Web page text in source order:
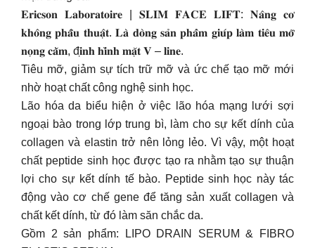
𝐄𝐫𝐢𝐜𝐬𝐨𝐧 𝐋𝐚𝐛𝐨𝐫𝐚𝐭𝐨𝐢𝐫𝐞 | 𝐒𝐋𝐈𝐌 𝐅𝐀𝐂𝐄 𝐋𝐈𝐅𝐓: 𝐍𝐚̂𝐧𝐠 𝐜𝐨̛
𝐤𝐡𝐨̂𝐧𝐠 𝐩𝐡𝐚̂̃𝐮 𝐭𝐡𝐮𝐚̣̂𝐭. 𝐋𝐚̀ 𝐝𝐨̀𝐧𝐠 𝐬𝐚̉𝐧 𝐩𝐡𝐚̂̉𝐦 𝐠𝐢𝐮́𝐩 𝐥𝐚̀𝐦 𝐭𝐢𝐞̂𝐮 𝐦𝐨̛̃
𝐧𝐨̣𝐧𝐠 𝐜𝐚̆̀𝐦, đ𝐢̣𝐧𝐡 𝐡𝐢̀𝐧𝐡 𝐦𝐚̣̆𝐭 𝐕 – 𝐥𝐢𝐧𝐞.
Tiêu mỡ, giảm sự tích trữ mỡ và ức chế tạo mỡ mới
nhờ hoạt chất công nghệ sinh học.
Lão hóa da biểu hiện ở việc lão hóa mạng lưới sợi
ngoại bào trong lớp trung bì, làm cho sự kết dính của
collagen và elastin trở nên lỏng lẻo. Vì vậy, một hoạt
chất peptide sinh học được tạo ra nhằm tạo sự thuận
lợi cho sự kết dính tế bào. Peptide sinh học này tác
động vào cơ chế gene để tăng sản xuất collagen và
chất kết dính, từ đó làm săn chắc da.
Gồm 2 sản phẩm: LIPO DRAIN SERUM & FIBRO